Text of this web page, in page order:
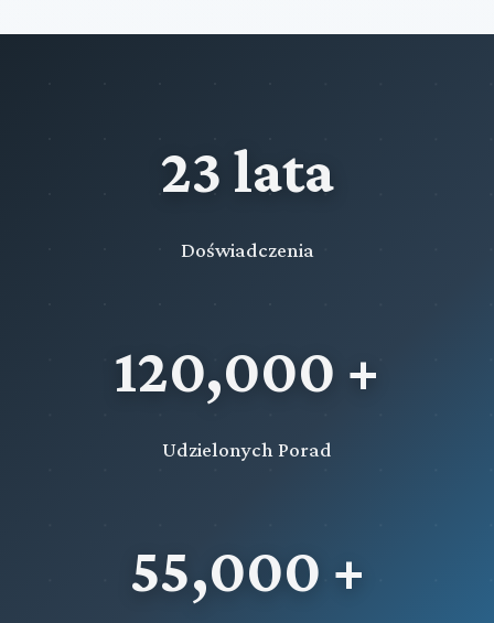
23 lata
Doświadczenia
120,000 +
Udzielonych Porad
55,000 +